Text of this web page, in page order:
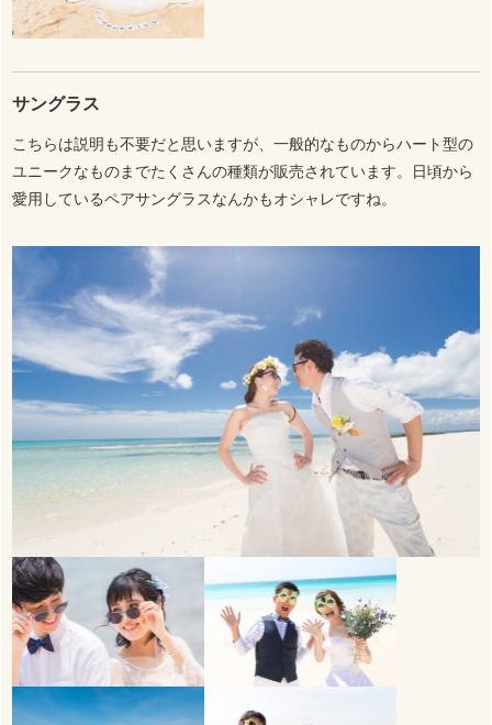
サングラス
こちらは説明も不要だと思いますが、一般的なものからハート型の
ユニークなものまでたくさんの種類が販売されています。日頃から
愛用しているペアサングラスなんかもオシャレですね。